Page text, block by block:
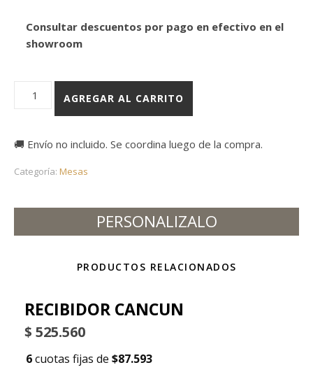
Consultar descuentos por pago en efectivo en el
showroom
Mini bar Las Vegas cantidad
AGREGAR AL CARRITO
🚚 Envío no incluido. Se coordina luego de la compra.
Categoría: Mesas
PERSONALIZALO
PRODUCTOS RELACIONADOS
RECIBIDOR CANCUN
$ 525.560
6cuotas fijas de $87.593